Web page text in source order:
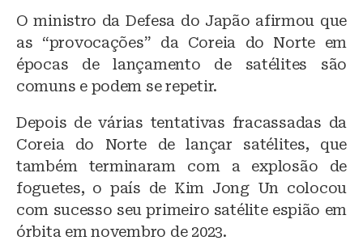
O ministro da Defesa do Japão afirmou que
as “provocações” da Coreia do Norte em
épocas de lançamento de satélites são
comuns e podem se repetir.
Depois de várias tentativas fracassadas da
Coreia do Norte de lançar satélites, que
também terminaram com a explosão de
foguetes, o país de Kim Jong Un colocou
com sucesso seu primeiro satélite espião em
órbita em novembro de 2023.